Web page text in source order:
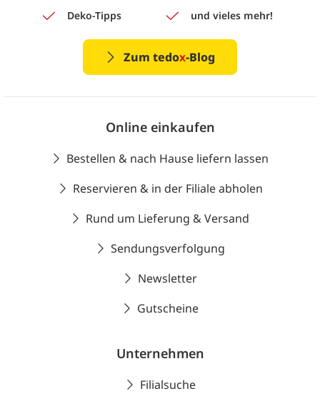
Deko-Tipps
und vieles mehr!
Zum tedox-Blog
Online einkaufen
Bestellen & nach Hause liefern lassen
Reservieren & in der Filiale abholen
Rund um Lieferung & Versand
Sendungsverfolgung
Newsletter
Gutscheine
Unternehmen
Filialsuche